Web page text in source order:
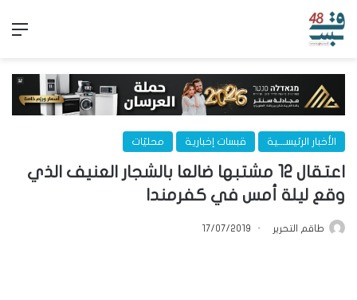
الأخبار الرئيســـية قبسات إخبارية محليّات
اعتقال 12 مشتبها ضالعا بالشجار العنيف الذي
وقع ليلة أمس في كفرمندا
طاقم التحرير 17/07/2019